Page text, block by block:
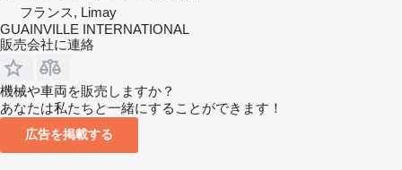
フランス, Limay
GUAINVILLE INTERNATIONAL
販売会社に連絡
機械や車両を販売しますか？
あなたは私たちと一緒にすることができます！
広告を掲載する